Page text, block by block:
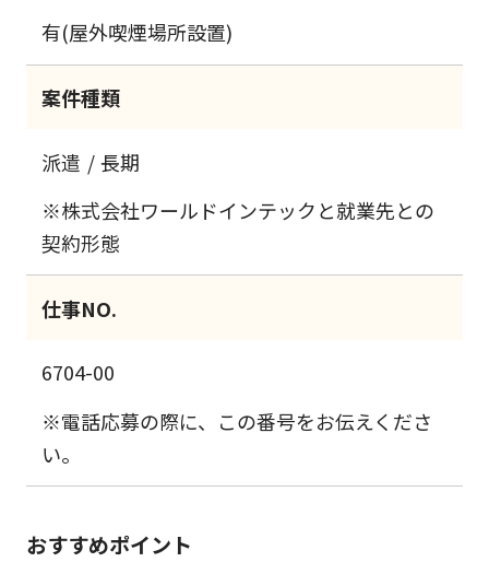
有(屋外喫煙場所設置)
案件種類
派遣
長期
※株式会社ワールドインテックと就業先との
契約形態
仕事NO.
6704-00
※電話応募の際に、この番号をお伝えくださ
い。
おすすめポイント